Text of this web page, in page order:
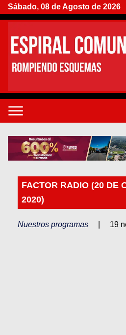
Sábado, 08 de Agosto de 2026
FACTOR RADIO (20 DE
2020)
Nuestros programas 19